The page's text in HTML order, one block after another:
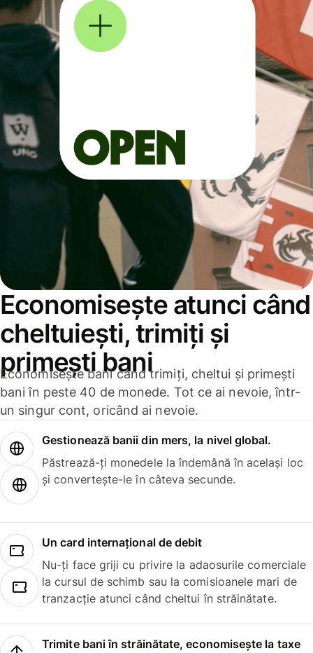
Economisește atunci când
cheltuiești, trimiți și
primești bani
Economisește bani când trimiți, cheltui și primești
bani în peste 40 de monede. Tot ce ai nevoie, într-
un singur cont, oricând ai nevoie.
Gestionează banii din mers, la nivel global.
Păstrează-ți monedele la îndemână în același loc
și convertește-le în câteva secunde.
Un card internațional de debit
Nu-ți face griji cu privire la adaosurile comerciale
la cursul de schimb sau la comisioanele mari de
tranzacție atunci când cheltui în străinătate.
Trimite bani în străinătate, economisește la taxe